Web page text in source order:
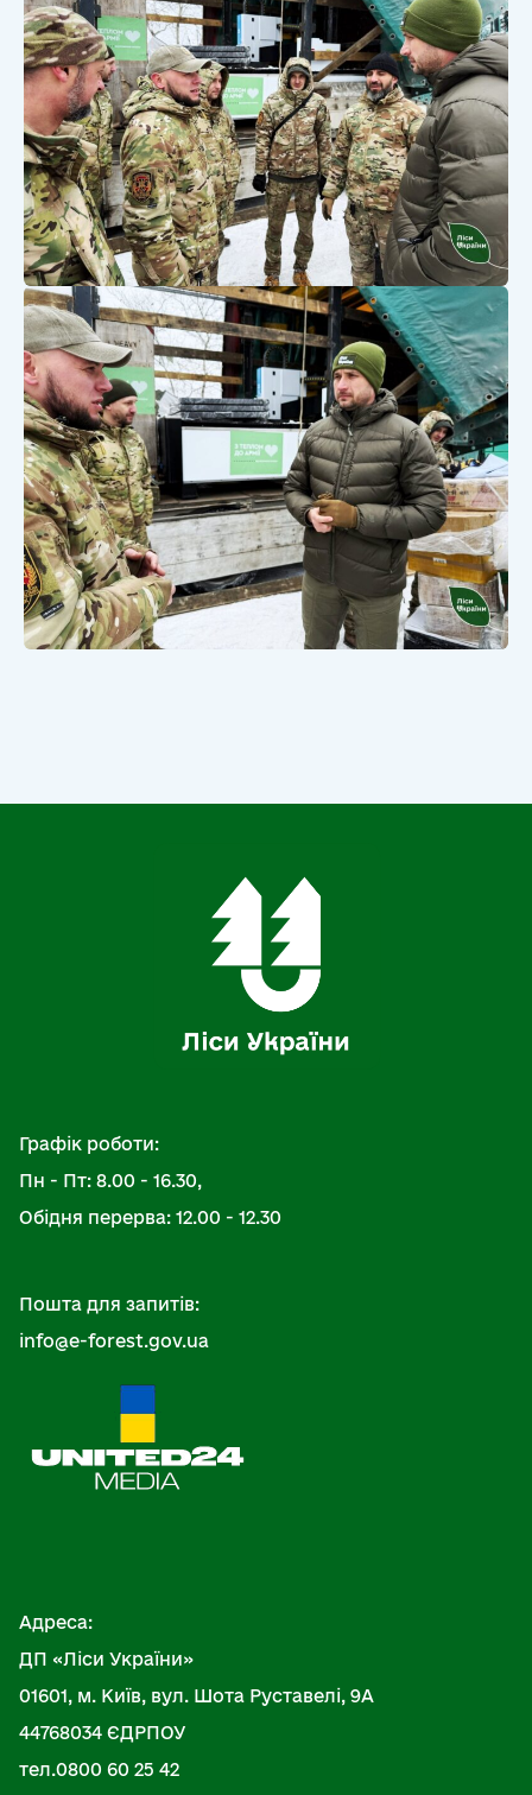
Графік роботи:
Пн - Пт: 8.00 - 16.30,
Обідня перерва: 12.00 - 12.30
Пошта для запитів:
info@e-forest.gov.ua
Адреса:
ДП «Ліси України»
01601, м. Київ, вул. Шота Руставелі, 9А
44768034 ЄДРПОУ
тел.0800 60 25 42